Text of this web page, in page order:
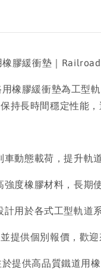
橡膠緩衝墊｜
橡膠緩衝墊為工型
持長時間穩定性能
動態載荷，提升軌
度橡膠材料，長期
用於各式工型軌道
提供個別報價，歡迎
提供高品質鐵道用